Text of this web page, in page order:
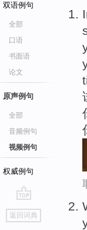
双语例句
全部
口语
书面语
论文
原声例句
全部
音频例句
视频例句
权威例句
go
top
返回词典